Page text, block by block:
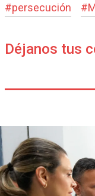
#persecución #
Déjanos tus